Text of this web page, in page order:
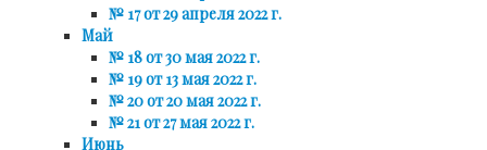
№ 17 от 29 апреля 2022 г.
Май
№ 18 от 30 мая 2022 г.
№ 19 от 13 мая 2022 г.
№ 20 от 20 мая 2022 г.
№ 21 от 27 мая 2022 г.
Июнь